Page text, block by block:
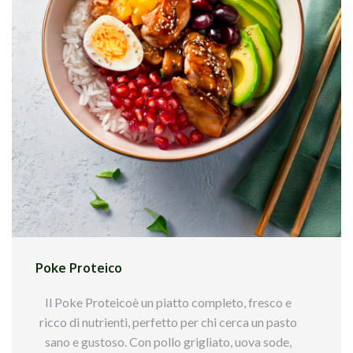
• 1 rametto di rosmarino fresco
• 1 rametto di timo fresco
• 1 cucchiaio di miele
• 100ml di vino bianco secco
• 3 cucchiai di olio extravergine d`oliva
• Sale e pepe nero q.b.
Procedimento:
•Preparare il pollo: Preriscalda il forno a 180°C,
condisci il pollo con sale e pepe e mettilo da
parte.
scorza di limone, miele, olio, aglio tritato,
minuti.
• Preparare la teglia: In una teglia, versa un
cucchiaio di olio, aggiungi il pollo, le olive, i
Poke Proteico
Il Poke Proteicoè un piatto completo, fresco e
ricco di nutrienti, perfetto per chi cerca un pasto
sano e gustoso. Con pollo grigliato, uova sode,